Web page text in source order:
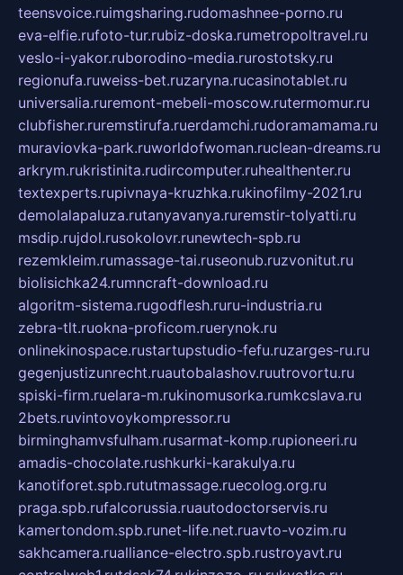
teensvoice.ruimgsharing.rudomashnee-porno.ru
eva-elfie.rufoto-tur.rubiz-doska.rumetropoltravel.ru
veslo-i-yakor.ruborodino-media.rurostotsky.ru
regionufa.ruweiss-bet.ruzaryna.rucasinotablet.ru
universalia.ruremont-mebeli-moscow.rutermomur.ru
clubfisher.ruremstirufa.ruerdamchi.rudoramamama.ru
muraviovka-park.ruworldofwoman.ruclean-dreams.ru
arkrym.rukristinita.rudircomputer.ruhealthenter.ru
textexperts.rupivnaya-kruzhka.rukinofilmy-2021.ru
demolalapaluza.rutanyavanya.ruremstir-tolyatti.ru
msdip.rujdol.rusokolovr.runewtech-spb.ru
rezemkleim.rumassage-tai.ruseonub.ruzvonitut.ru
biolisichka24.rumncraft-download.ru
algoritm-sistema.rugodflesh.ruru-industria.ru
zebra-tlt.ruokna-proficom.ruerynok.ru
onlinekinospace.rustartupstudio-fefu.ruzarges-ru.ru
gegenjustizunrecht.ruautobalashov.ruutrovortu.ru
spiski-firm.ruelara-m.rukinomusorka.rumkcslava.ru
2bets.ruvintovoykompressor.ru
birminghamvsfulham.rusarmat-komp.rupioneeri.ru
amadis-chocolate.rushkurki-karakulya.ru
kanotiforet.spb.rututmassage.ruecolog.org.ru
praga.spb.rufalcorussia.ruautodoctorservis.ru
kamertondom.spb.runet-life.net.ruavto-vozim.ru
sakhcamera.rualliance-electro.spb.rustroyavt.ru